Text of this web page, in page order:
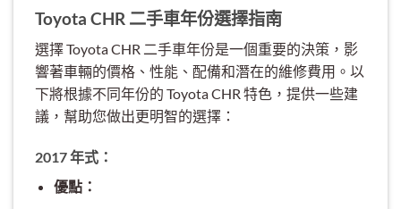
Toyota CHR 二手車年份選擇指南
選擇 Toyota CHR 二手車年份是一個重要的決策，影
響著車輛的價格、性能、配備和潛在的維修費用。以
下將根據不同年份的 Toyota CHR 特色，提供一些建
議，幫助您做出更明智的選擇：
2017 年式：
優點：